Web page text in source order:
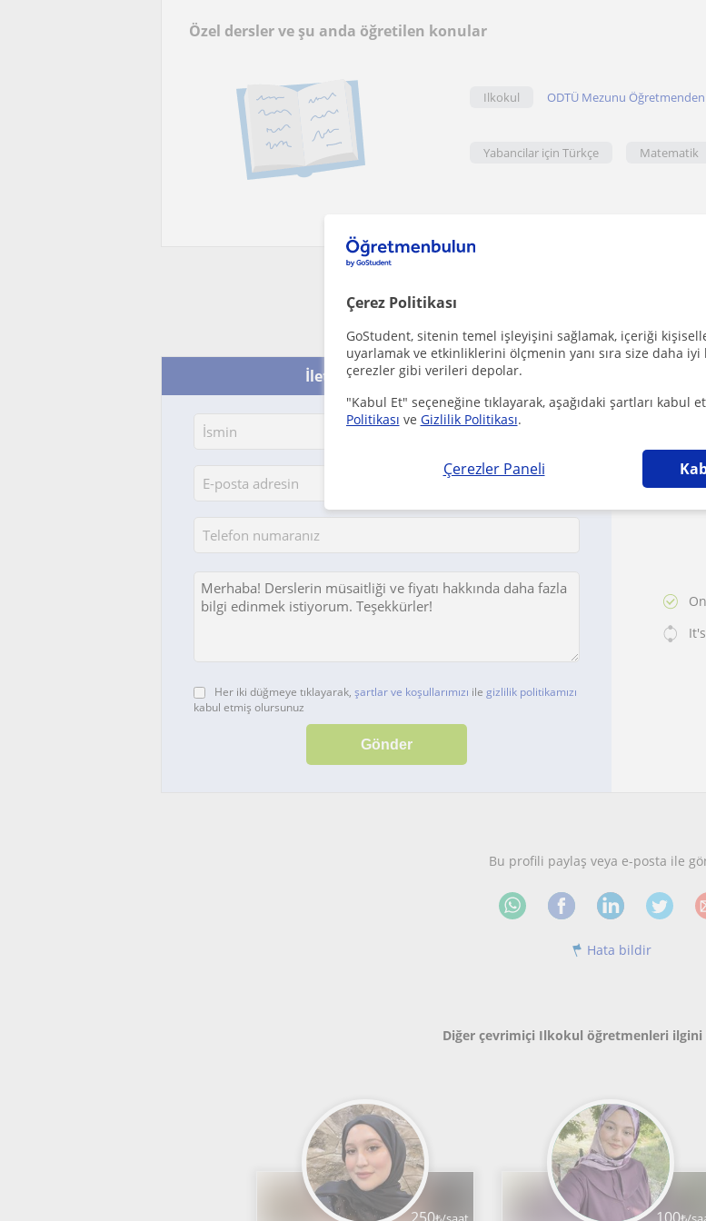
Çerez Politikası
GoStudent, sitenin temel işleyişini sağlamak, içeriği
uyarlamak ve etkinliklerini ölçmenin yanı sıra size daha
çerezler gibi verileri depolar.
"Kabul Et" seçeneğine tıklayarak, aşağıdaki şartları kabul
Politikası ve Gizlilik Politikası.
Çerezler Paneli
Özel dersler ve şu anda öğretilen konular
Ilkokul ODTÜ Mezunu
Yabancilar için Türkçe Matematik
İletişime geç - ücretsiz!
Her iki düğmeye tıklayarak, şartlar ve koşullarımızı ile gizlilik politikamızı
kabul etmiş olursunuz
Bu profili paylaş veya e-posta ile
Hata bildir
Diğer çevrimiçi Ilkokul öğretmenleri ilgini